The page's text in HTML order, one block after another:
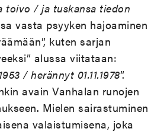
toivo / ja tuskansa tiedon
vasta psyyken hajoaminen
kuten sarjan
alussa viitataan:
/ herännyt 01.11.1978”.
avain Vanhalan runojen
Mielen sairastuminen
valaistumisena, joka